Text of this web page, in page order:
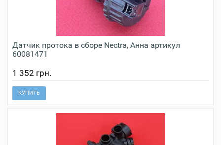
Датчик протока в сборе Nectra, Анна артикул
60081471
1 352 грн.
КУПИТЬ